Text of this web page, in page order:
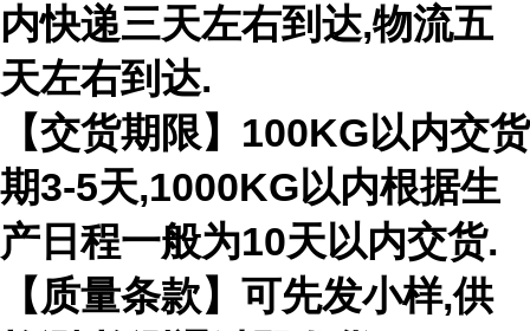
内快递三天左右到达,物流五
天左右到达.
【交货期限】100KG以内交货
期3-5天,1000KG以内根据生
产日程一般为10天以内交货.
【质量条款】可先发小样,供